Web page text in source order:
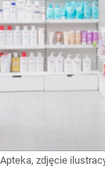
Apteka, zdjęcie